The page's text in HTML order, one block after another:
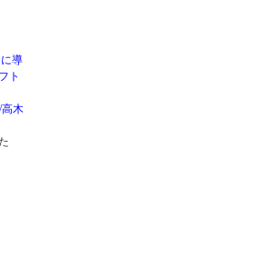
導
ト
高木